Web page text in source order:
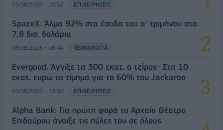
05/08/2026 - 10:52 ΕΠΙΧΕΙΡΗΣΕΙΣ
SpaceX: Άλμα 92% στα έσοδα του α' τριμήνου στα
7,8 δισ. δολάρια
05/08/2026 - 08:44 ΤΕΧΝΟΛΟΓΙΑ
Evergood: Άγγιξε τα 300 εκατ. ο τζίρος- Στα 10
εκατ. ευρώ το τίμημα για το 60% του Jackaroo
05/08/2026 - 12:50 ΕΠΙΧΕΙΡΗΣΕΙΣ
Alpha Bank: Για πρώτη φορά το Αρχαίο Θέατρο
Επιδαύρου άνοιξε τις πύλες του σε όλους